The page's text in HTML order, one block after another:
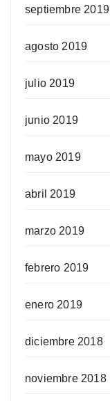
septiembre 2019
agosto 2019
julio 2019
junio 2019
mayo 2019
abril 2019
marzo 2019
febrero 2019
enero 2019
diciembre 2018
noviembre 2018